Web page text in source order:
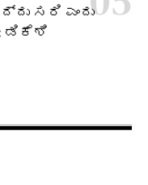
ಸರಿ ಎಂದು
ಡಿಕೆಶಿ